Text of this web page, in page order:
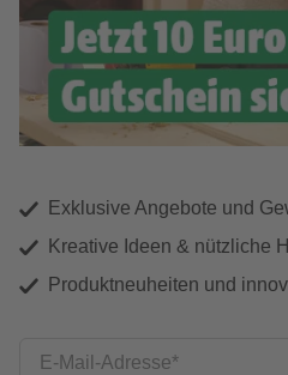
Exklusive Angebote und
Kreative Ideen & nützliche
Produktneuheiten und
E-Mail-Adresse